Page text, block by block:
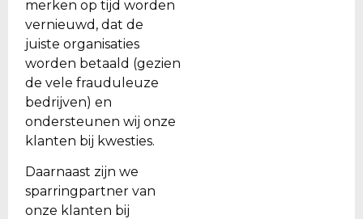
merken op tijd worden
vernieuwd, dat de
juiste organisaties
worden betaald (gezien
de vele frauduleuze
bedrijven) en
ondersteunen wij onze
klanten bij kwesties.
Daarnaast zijn we
sparringpartner van
onze klanten bij